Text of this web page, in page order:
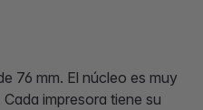
76 mm. El núcleo es muy
impresora tiene su